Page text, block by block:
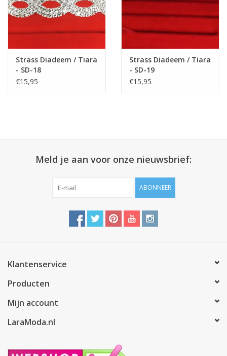
Strass Diadeem / Tiara
- SD-18
€15,95
Strass Diadeem / Tiara
- SD-19
€15,95
Meld je aan voor onze nieuwsbrief:
ABONNEER
Klantenservice
Producten
Mijn account
LaraModa.nl